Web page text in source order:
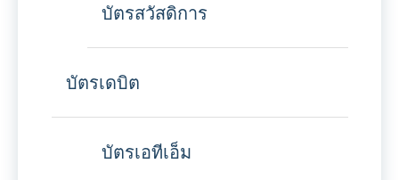
บัตรสวัสดิการ
บัตรเดบิต
บัตรเอทีเอ็ม